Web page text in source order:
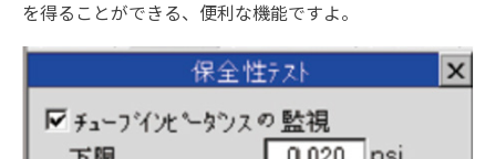
を得ることができる、便利な機能ですよ。